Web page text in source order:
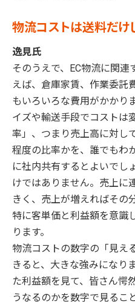
物流コストは送料だけ
逸見氏
そのうえで、EC物流に関連
えば、倉庫家賃、作業委託
もいろいろな費用がかかり
イズや輸送手段でコストは
率」、つまり売上高に対し
程度の比率かを、誰でもわ
に社内共有するとよいでし
けではありません。売上に
きく、売上が増えればその
特に客単価と利益額を意識
ります。
物流コストの数字の「見え
きると、大きな強みになり
た利益額を見て、皆さん愕
うなるのかを数字で見るこ